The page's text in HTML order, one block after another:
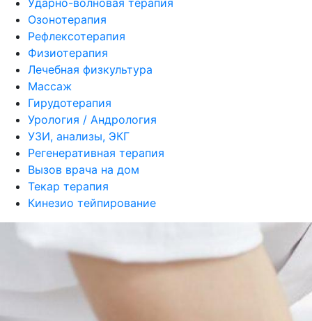
Ударно-волновая терапия
Озонотерапия
Рефлексотерапия
Физиотерапия
Лечебная физкультура
Массаж
Гирудотерапия
Урология / Андрология
УЗИ, анализы, ЭКГ
Регенеративная терапия
Вызов врача на дом
Текар терапия
Кинезио тейпирование